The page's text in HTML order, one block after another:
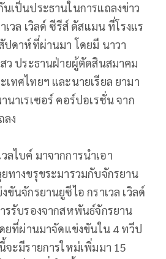
เป็นประธานในการแถลงข่าว
วล เวิลด์ ซีรีส์ ดัสแมน ที่โรงแร
ปดาห์ที่ผ่านมา โดยมี นาวา
ว ประธานฝ่ายผู้ตัดสินสมาคม
ทศไทยฯ และนายเรียล ยามา
าเรเซอร์ คอร์ปอเรชั่น จาก
ลง
ลไบค์ มาจากการนำเอา
ทางขรุขระมารวมกับจักรยาน
ขันจักรยานยูซีไอ กราเวล เวิลด์
รรับรองจากสหพันธ์จักรยาน
ยที่ผ่านมาจัดแข่งขันใน 4 ทวีป
ะมีรายการใหม่เพิ่มมา 15